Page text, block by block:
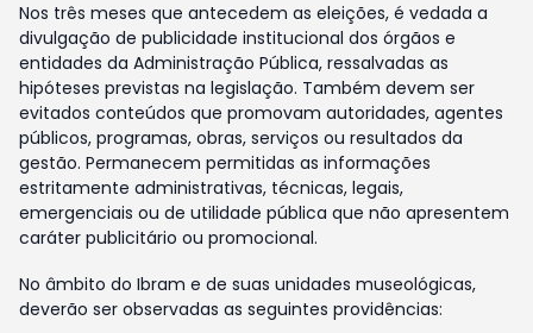
Nos três meses que antecedem as eleições, é vedada a
divulgação de publicidade institucional dos órgãos e
entidades da Administração Pública, ressalvadas as
hipóteses previstas na legislação. Também devem ser
evitados conteúdos que promovam autoridades, agentes
públicos, programas, obras, serviços ou resultados da
gestão. Permanecem permitidas as informações
estritamente administrativas, técnicas, legais,
emergenciais ou de utilidade pública que não apresentem
caráter publicitário ou promocional.
No âmbito do Ibram e de suas unidades museológicas,
deverão ser observadas as seguintes providências: